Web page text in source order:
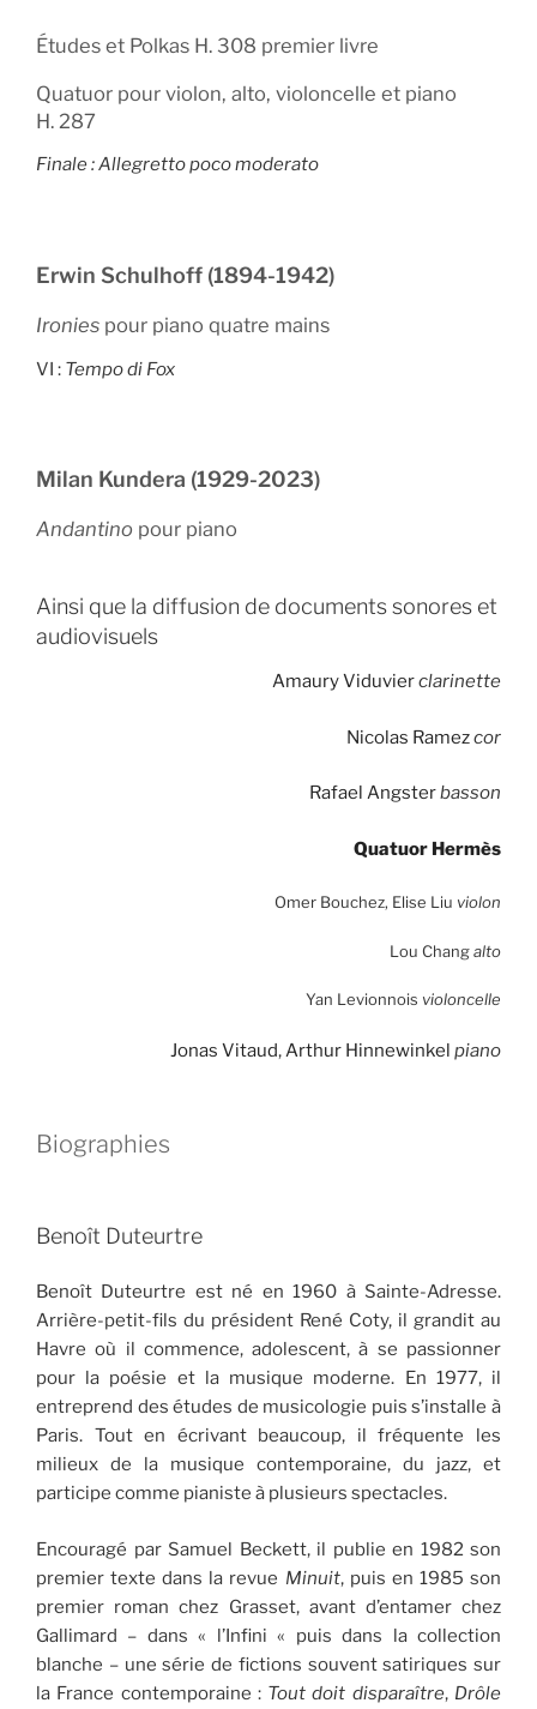
Études et Polkas H. 308 premier livre
Quatuor pour violon, alto, violoncelle et piano
H. 287
Finale : Allegretto poco moderato
Erwin Schulhoff (1894-1942)
Ironies pour piano quatre mains
VI : Tempo di Fox
Milan Kundera (1929-2023)
Andantino pour piano
Ainsi que la diffusion de documents sonores et
audiovisuels
Amaury Viduvierclarinette
Nicolas Ramezcor
Rafael Angsterbasson
Quatuor Hermès
Omer Bouchez, Elise Liu violon
Lou Changalto
Yan Levionnois violoncelle
Jonas Vitaud,Arthur Hinnewinkel piano
Biographies
Benoît Duteurtre
Benoît Duteurtre est né en 1960 à Sainte-Adresse.
Arrière-petit-fils du président René Coty, il grandit au
Havre où il commence, adolescent, à se passionner
pour la poésie et la musique moderne. En 1977, il
entreprend des études de musicologie puis s’installe à
Paris. Tout en écrivant beaucoup, il fréquente les
milieux de la musique contemporaine, du jazz, et
participe comme pianiste à plusieurs spectacles.
Encouragé par Samuel Beckett, il publie en 1982 son
premier texte dans la revue Minuit, puis en 1985 son
premier roman chez Grasset, avant d’entamer chez
Gallimard – dans « l’Infini « puis dans la collection
blanche – une série de fictions souvent satiriques sur
la France contemporaine : Tout doit disparaître, Drôle